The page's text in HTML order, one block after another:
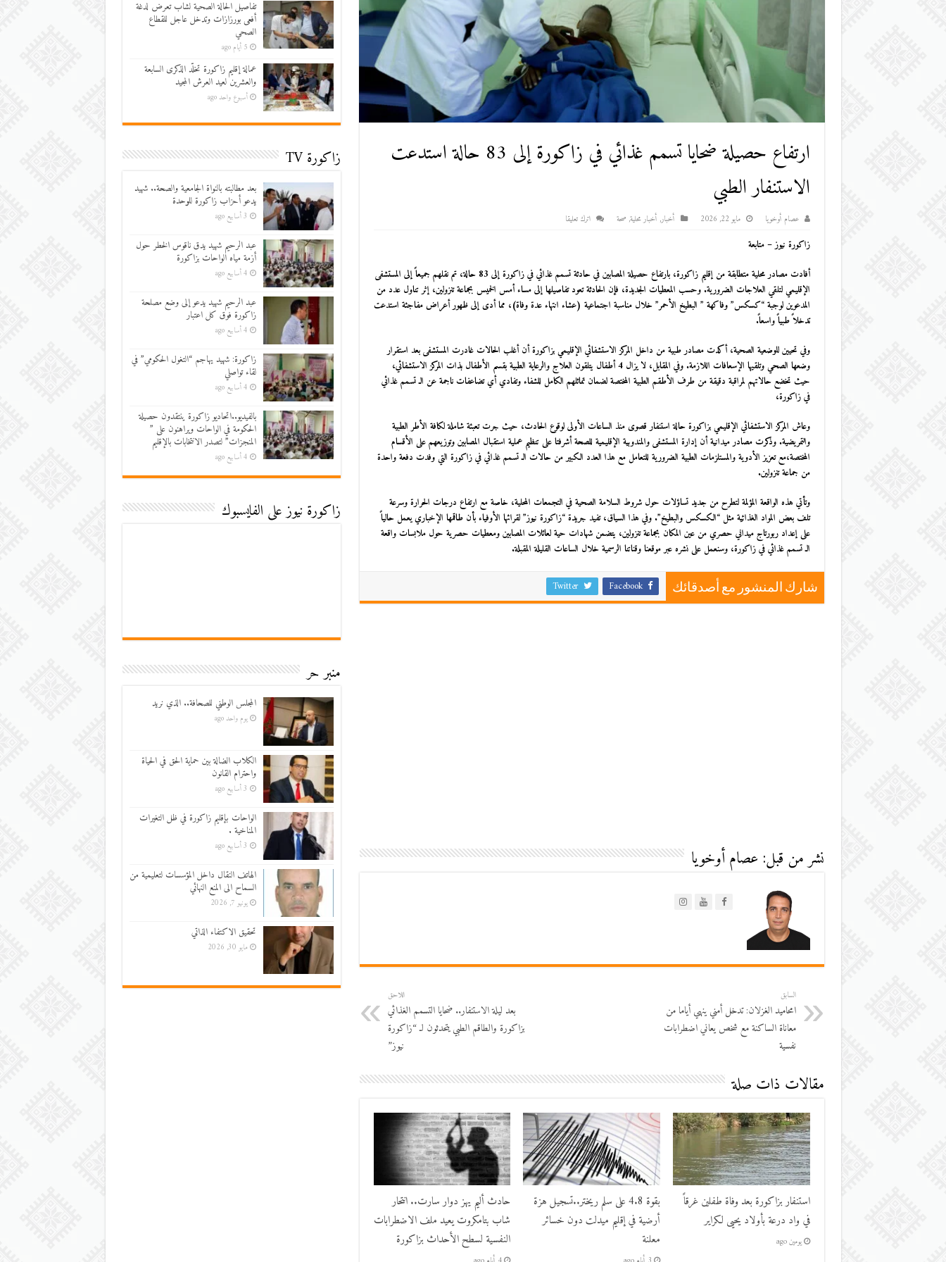
ارتفاع حصيلة ضحايا تسمم غذائي في زاكورة إلى 83 حالة استدعت
الاستنفار الطبي
عصام أوخويا مايو 22, 2026 أخبار, أخبار محلية, صحة اترك تعليقا
زاكورة نيوز – متابعة
أفادت مصادر محلية متطابقة من إقليم زاكورة، بارتفاع حصيلة المصابين في حادثةتسمم غذائي في زاكورة
إلى 83 حالة، تم نقلهم جميعاً إلى المستشفى
الإقليمي لتلقي العلاجات الضرورية. وحسب المعطيات الجديدة، فإن الحادثة تعود تفاصيلها إلى مساء أمس الخميس بجماعة تنزولين، إثر تناول عدد من
المدعوين لوجبة “كسكس” وفاكهة ” البطيخ الأحمر” خلال مناسبة اجتماعية (عشاء انتهاء عدة وفاة)، مما أدى إلى ظهور أعراض مفاجئة استدعت
تدخلاً طبياً واسعاً.
وفي تحيين للوضعية الصحية، أكدت مصادر طبية من داخل المركز الاستشفائي الإقليمي بزاكورة أن أغلب الحالات غادرت المستشفى بعد استقرار
وضعها الصحي وتلقيها الإسعافات اللازمة. وفي المقابل، لا يزال 4 أطفال يتلقون العلاج والرعاية الطبية بقسم الأطفال بذات المركز الاستشفائي،
حيث تخضع حالاتهم لمراقبة دقيقة من طرف الأطقم الطبية المختصة لضمان تماثلهم الكامل للشفاء وتفادي أي تضاعفات ناجمة عن الـتسمم غذائي
في زاكورة،
وعاش المركز الاستشفائي الإقليمي بزاكورة حالة استنفار قصوى منذ الساعات الأولى لوقوع الحادث، حيث جرت تعبئة شاملة لكافة الأطر الطبية
والتمريضية. وذكرت مصادر ميدانية أن إدارة المستشفى والمندوبية الإقليمية للصحة أشرفتا على تنظيم عملية استقبال المصابين وتوزيعهم على الأقسام
المختصة،مع تعزيز الأدوية والمستلزمات الطبية الضرورية للتعامل مع هذا العدد الكبير من حالات الـتسمم غذائي في زاكورة التي وفدت دفعة واحدة
من جماعة تنزولين.
وتأتي هذه الواقعة المؤلمة لتطرح من جديد تساؤلات حول شروط السلامة الصحية في التجمعات المحلية، خاصة مع ارتفاع درجات الحرارة وسرعة
تلف بعض المواد الغذائية مثل “الكسكس والبطيخ”. وفي هذا السياق، تفيد جريدة“زاكورة نيوز” لقرائها الأوفياء بأن طاقمها الإخباري يعمل حالياً
على إعدادربورتاج ميداني حصريمن عين المكان بجماعة تنزولين، يتضمن شهادات حية لعائلات المصابين ومعطيات حصرية حول ملابسات واقعة
الـتسمم غذائي في زاكورة، وسنعمل على نشره عبر موقعنا وقناتنا الرسمية خلال الساعات القليلة المقبلة.
شارك المنشور مع أصدقائك Facebook
Twitter
نشر من قبل: عصام أوخويا
السابق
امحاميد الغزلان: تدخل أمني ينهي أياما من
معاناة الساكنة مع شخص يعاني اضطرابات
نفسية
اللاحق
بعد ليلة الاستنفار.. ضحايا التسمم الغذائي
بزاكورة والطاقم الطبي يتحدثون لـ “زاكورة
نيوز”
مقالات ذات صلة
استنفار بزاكورة بعد وفاة طفلين غرقاً
في واد درعة بأولاد يحيى لكراير
يومين ago
بقوة 4.8 على سلم ريختر..تسجيل هزة
أرضية في إقليم ميدلت دون خسائر
معلنة
حادث أليم يهز دوار سارت.. انتحار
شاب بتامكروت يعيد ملف الاضطرابات
النفسية لسطح الأحداث بزاكورة
تفاصيل الحالة الصحية لشاب تعرض لدغة
أفعى بورزازات وتدخل عاجل للقطاع
الصحي
5 أيام ago
عمالة إقليم زاكورة تخلّد الذكرى السابعة
والعشرين لعيد العرش المجيد
أسبوع واحد ago
زاكورة TV
بعد مطالبته بالنواة الجامعية والصحة.. شهيد
يدعو أحزاب زاكورة للوحدة
3 أسابيع ago
عبد الرحيم شهيد يدق ناقوس الخطر حول
أزمة مياه الواحات بزاكورة
4 أسابيع ago
عبد الرحيم شهيد يدعو إلى وضع مصلحة
زاكورة فوق كل اعتبار
4 أسابيع ago
زاكورة: شهيد يهاجم “التغول الحكومي” في
لقاء تواصلي
4 أسابيع ago
بالفيديو..اتحاديو زاكورة ينتقدون حصيلة
الحكومة في الواحات ويراهنون على ”
المنجزات” لتصدر الانتخابات بالإقليم
4 أسابيع ago
زاكورة نيوز على الفايسبوك
منبر حر
المجلس الوطني للصحافة.. الذي نريد
يوم واحد ago
الكلاب الضالة بين حماية الحق في الحياة
واحترام القانون
3 أسابيع ago
الواحات بإقليم زاكورة في ظل التغيرات
المناخية .
3 أسابيع ago
الهاتف النقال داخل المؤسسات لتعليمية من
السماح الى المنع النهائي
يونيو 7, 2026
تحقيق الاكتفاء الذاتي
مايو 30, 2026